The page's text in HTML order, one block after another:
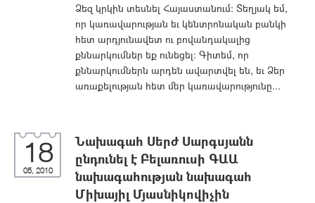
Ձեզ կրկին տեսնել Հայաստանում: Տեղյակ եմ,
որ կառավարության եւ կենտրոնական բանկի
հետ արդյունավետ ու բովանդակալից
քննարկումներ եք ունեցել: Գիտեմ, որ
քննարկումներն արդեն ավարտվել են, եւ Ձեր
առաքելության հետ մեր կառավարությունը...
18
05, 2010
Նախագահ Սերժ Սարգսյանն
ընդունել է Բելառուսի ԳԱԱ
նախագահության նախագահ
Միխայիլ Մյասնիկովիչին